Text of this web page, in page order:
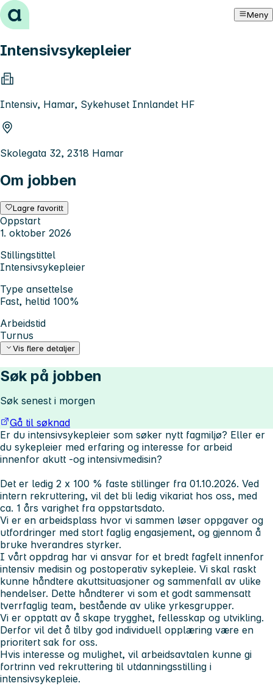
Hopp til innhold Meny
Intensivsykepleier
Intensiv, Hamar, Sykehuset Innlandet HF
Skolegata 32, 2318 Hamar
Om jobben
Lagre favoritt
Oppstart
1. oktober 2026
Stillingstittel
Intensivsykepleier
Type ansettelse
Fast, heltid 100%
Arbeidstid
Turnus
Vis flere detaljer
Søk på jobben
Søk senest i morgen
Gå til søknad
Er du intensivsykepleier som søker nytt fagmiljø? Eller er
du sykepleier med erfaring og interesse for arbeid
innenfor akutt -og intensivmedisin?
Det er ledig 2 x 100 % faste stillinger fra 01.10.2026. Ved
intern rekruttering, vil det bli ledig vikariat hos oss, med
ca. 1 års varighet fra oppstartsdato.
Vi er en arbeidsplass hvor vi sammen løser oppgaver og
utfordringer med stort faglig engasjement, og gjennom å
bruke hverandres styrker.
I vårt oppdrag har vi ansvar for et bredt fagfelt innenfor
intensiv medisin og postoperativ sykepleie. Vi skal raskt
kunne håndtere akuttsituasjoner og sammenfall av ulike
hendelser. Dette håndterer vi som et godt sammensatt
tverrfaglig team, bestående av ulike yrkesgrupper.
Vi er opptatt av å skape trygghet, fellesskap og utvikling.
Derfor vil det å tilby god individuell opplæring være en
prioritert sak for oss.
Hvis interesse og mulighet, vil arbeidsavtalen kunne gi
fortrinn ved rekruttering til utdanningsstilling i
intensivsykepleie.